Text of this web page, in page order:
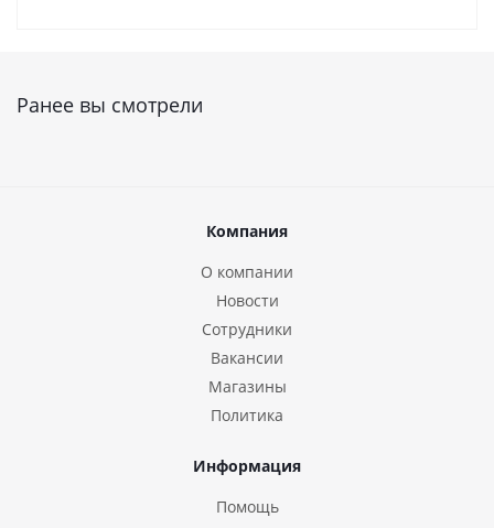
Ранее вы смотрели
Компания
О компании
Новости
Сотрудники
Вакансии
Магазины
Политика
Информация
Помощь